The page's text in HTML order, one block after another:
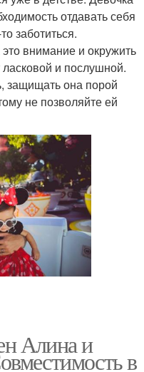
отдавать себя
заботиться.
внимание и окружить
ласковой и послушной.
защищать она порой
не позволяйте ей
Алина и
в